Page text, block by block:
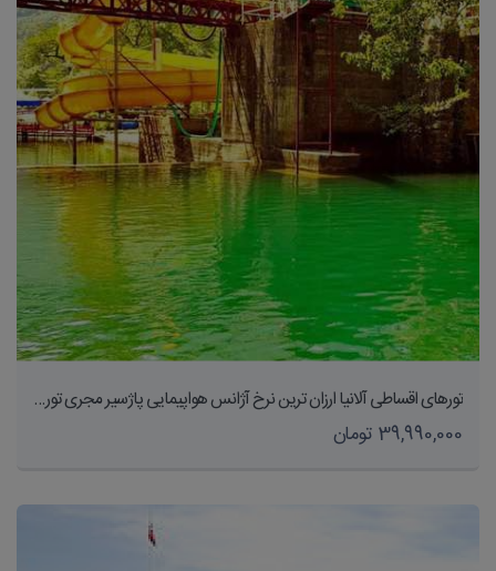
تورهای اقساطی آلانیا ارزان ترین نرخ آژانس هواپیمایی پاژسیر مجری تورهای داخلی و خارجی اقساطی از مشهد
39,990,000 تومان